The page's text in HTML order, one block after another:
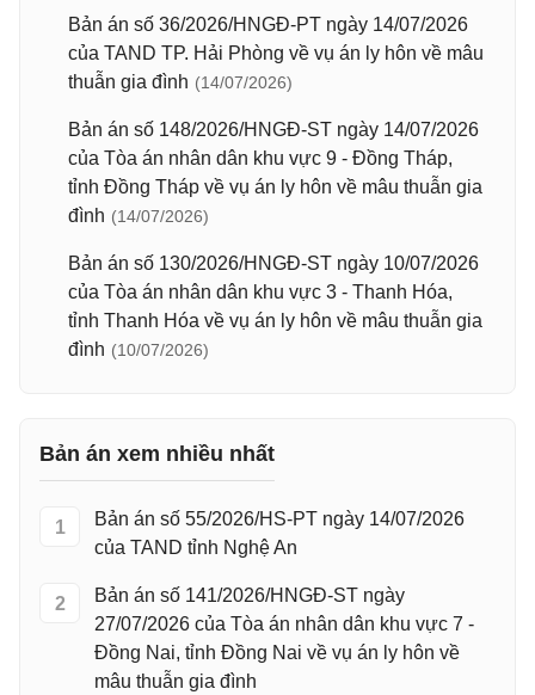
Bản án số 36/2026/HNGĐ-PT ngày 14/07/2026
của TAND TP. Hải Phòng về vụ án ly hôn về mâu
thuẫn gia đình (14/07/2026)
Bản án số 148/2026/HNGĐ-ST ngày 14/07/2026
của Tòa án nhân dân khu vực 9 - Đồng Tháp,
tỉnh Đồng Tháp về vụ án ly hôn về mâu thuẫn gia
đình (14/07/2026)
Bản án số 130/2026/HNGĐ-ST ngày 10/07/2026
của Tòa án nhân dân khu vực 3 - Thanh Hóa,
tỉnh Thanh Hóa về vụ án ly hôn về mâu thuẫn gia
đình (10/07/2026)
Bản án xem nhiều nhất
1
Bản án số 55/2026/HS-PT ngày 14/07/2026
của TAND tỉnh Nghệ An
2
Bản án số 141/2026/HNGĐ-ST ngày
27/07/2026 của Tòa án nhân dân khu vực 7 -
Đồng Nai, tỉnh Đồng Nai về vụ án ly hôn về
mâu thuẫn gia đình